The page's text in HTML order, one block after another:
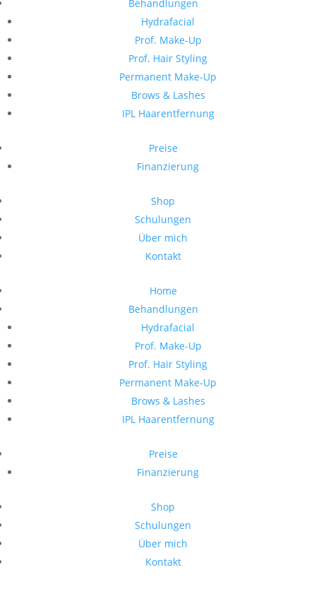
Behandlungen
Hydrafacial
Prof. Make-Up
Prof. Hair Styling
Permanent Make-Up
Brows & Lashes
IPL Haarentfernung
Preise
Finanzierung
Shop
Schulungen
Über mich
Kontakt
Home
Behandlungen
Hydrafacial
Prof. Make-Up
Prof. Hair Styling
Permanent Make-Up
Brows & Lashes
IPL Haarentfernung
Preise
Finanzierung
Shop
Schulungen
Über mich
Kontakt